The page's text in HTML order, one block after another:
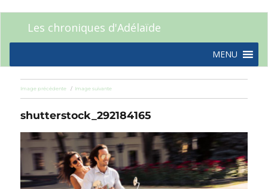
Les chroniques d'Adélaïde
MENU
Image précédente Image suivante
shutterstock_292184165